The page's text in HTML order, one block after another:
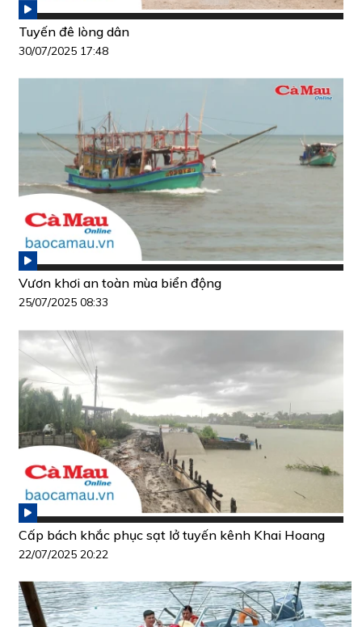
Tuyến đê lòng dân
30/07/2025 17:48
Vươn khơi an toàn mùa biển động
25/07/2025 08:33
Cấp bách khắc phục sạt lở tuyến kênh Khai Hoang
22/07/2025 20:22